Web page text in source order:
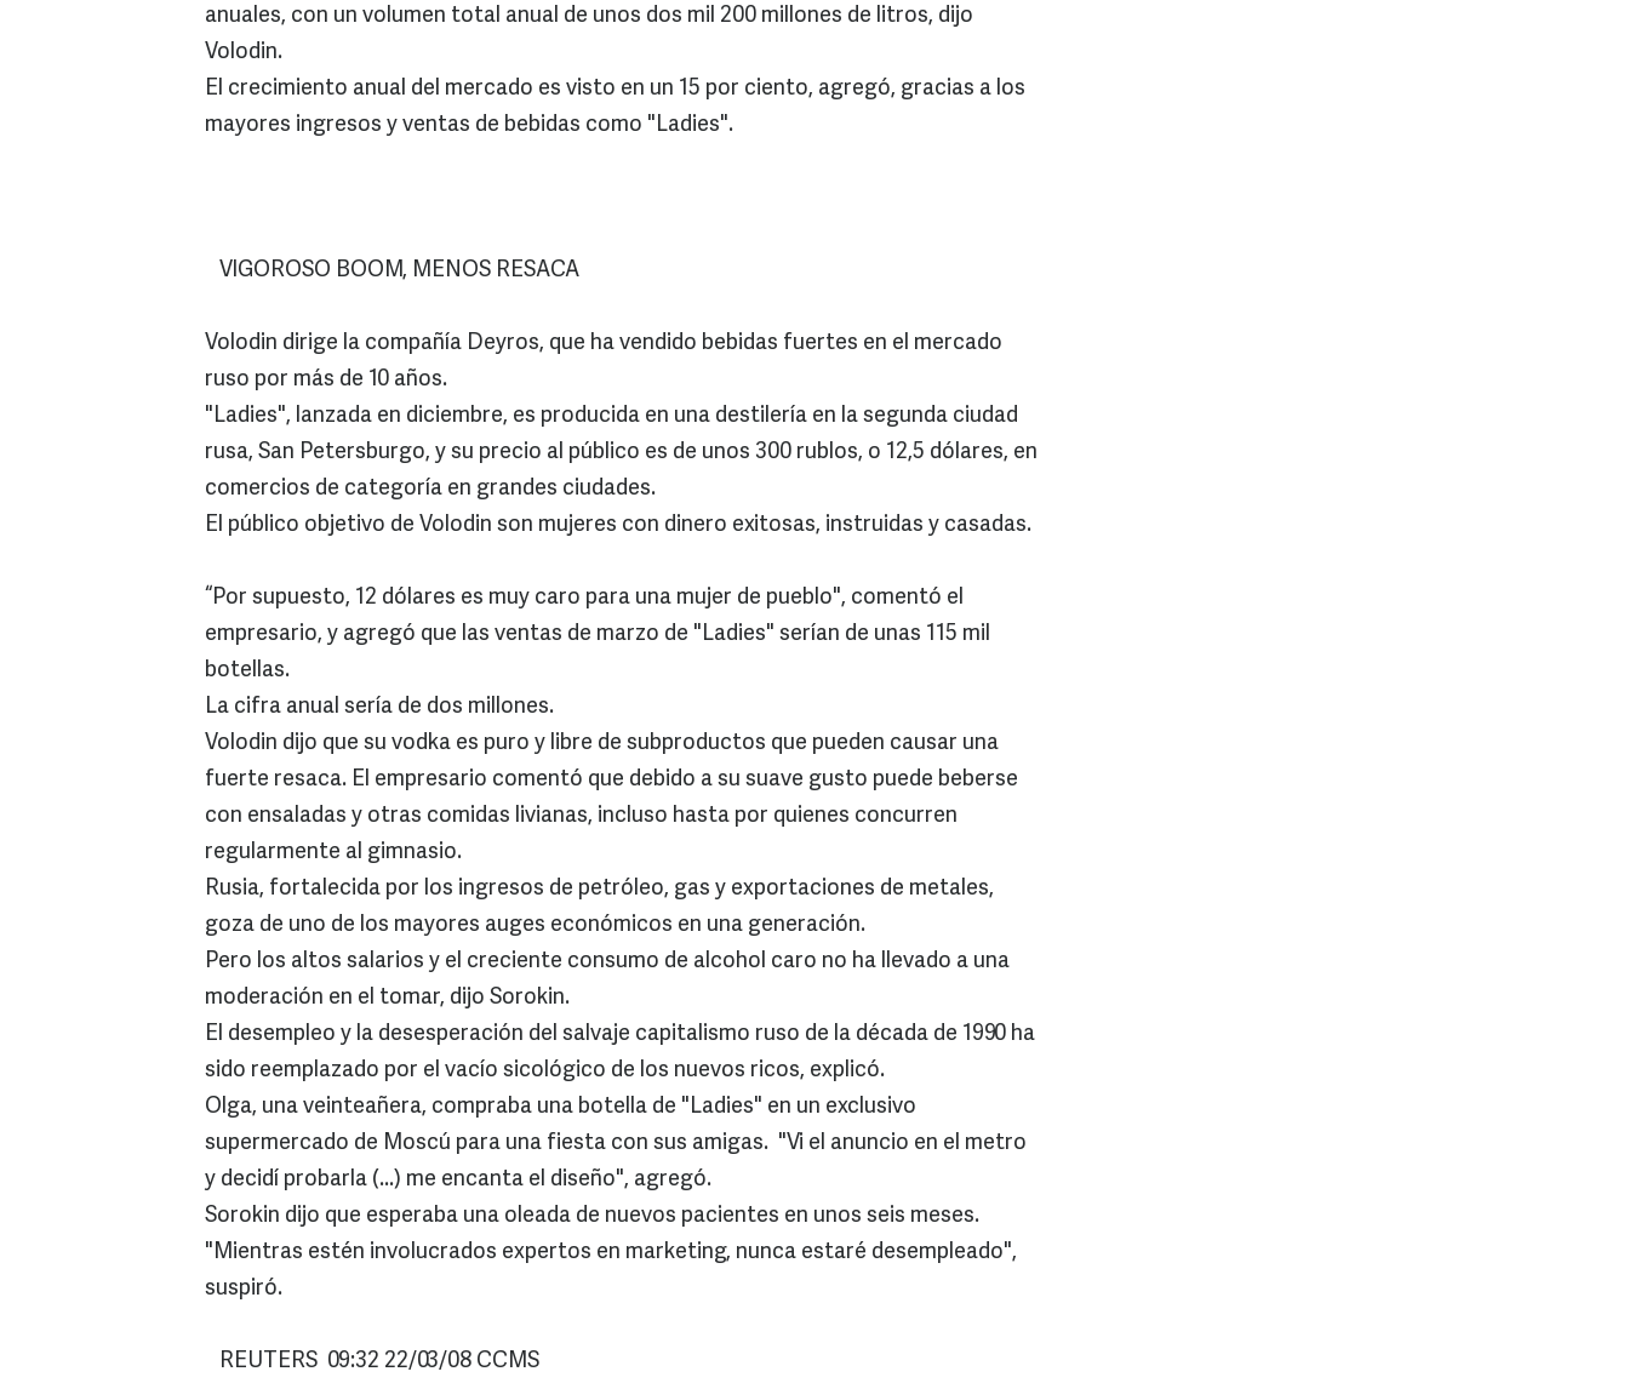
anuales, con un volumen total anual de unos dos mil 200 millones de litros, dijo
Volodin.
El crecimiento anual del mercado es visto en un 15 por ciento, agregó, gracias a los
mayores ingresos y ventas de bebidas como "Ladies".
VIGOROSO BOOM, MENOS RESACA
Volodin dirige la compañía Deyros, que ha vendido bebidas fuertes en el mercado
ruso por más de 10 años.
"Ladies", lanzada en diciembre, es producida en una destilería en la segunda ciudad
rusa, San Petersburgo, y su precio al público es de unos 300 rublos, o 12,5 dólares, en
comercios de categoría en grandes ciudades.
El público objetivo de Volodin son mujeres con dinero exitosas, instruidas y casadas.
“Por supuesto, 12 dólares es muy caro para una mujer de pueblo", comentó el
empresario, y agregó que las ventas de marzo de "Ladies" serían de unas 115 mil
botellas.
La cifra anual sería de dos millones.
Volodin dijo que su vodka es puro y libre de subproductos que pueden causar una
fuerte resaca. El empresario comentó que debido a su suave gusto puede beberse
con ensaladas y otras comidas livianas, incluso hasta por quienes concurren
regularmente al gimnasio.
Rusia, fortalecida por los ingresos de petróleo, gas y exportaciones de metales,
goza de uno de los mayores auges económicos en una generación.
Pero los altos salarios y el creciente consumo de alcohol caro no ha llevado a una
moderación en el tomar, dijo Sorokin.
El desempleo y la desesperación del salvaje capitalismo ruso de la década de 1990 ha
sido reemplazado por el vacío sicológico de los nuevos ricos, explicó.
Olga, una veinteañera, compraba una botella de "Ladies" en un exclusivo
supermercado de Moscú para una fiesta con sus amigas. "Vi el anuncio en el metro
y decidí probarla (...) me encanta el diseño", agregó.
Sorokin dijo que esperaba una oleada de nuevos pacientes en unos seis meses.
"Mientras estén involucrados expertos en marketing, nunca estaré desempleado",
suspiró.
REUTERS 09:32 22/03/08 CCMS